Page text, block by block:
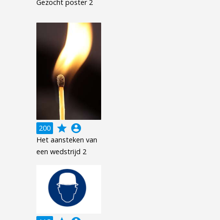
Gezocht poster 2
200 grade account_circle
Het aansteken van
een wedstrijd 2